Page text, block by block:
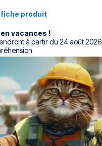
produit
vacances !
à partir du 24 août 2026